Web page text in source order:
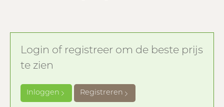
Login of registreer om de beste prijs
te zien
Inloggen Registreren